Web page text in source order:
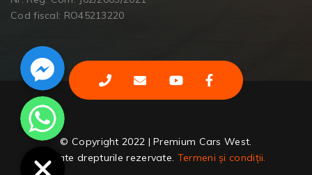
Cod fiscal: RO45213220
© Copyright 2022 | Premium Cars West.
Toate drepturile rezervate. Termeni și condiții.
Facebook Messenger
WhatsApp